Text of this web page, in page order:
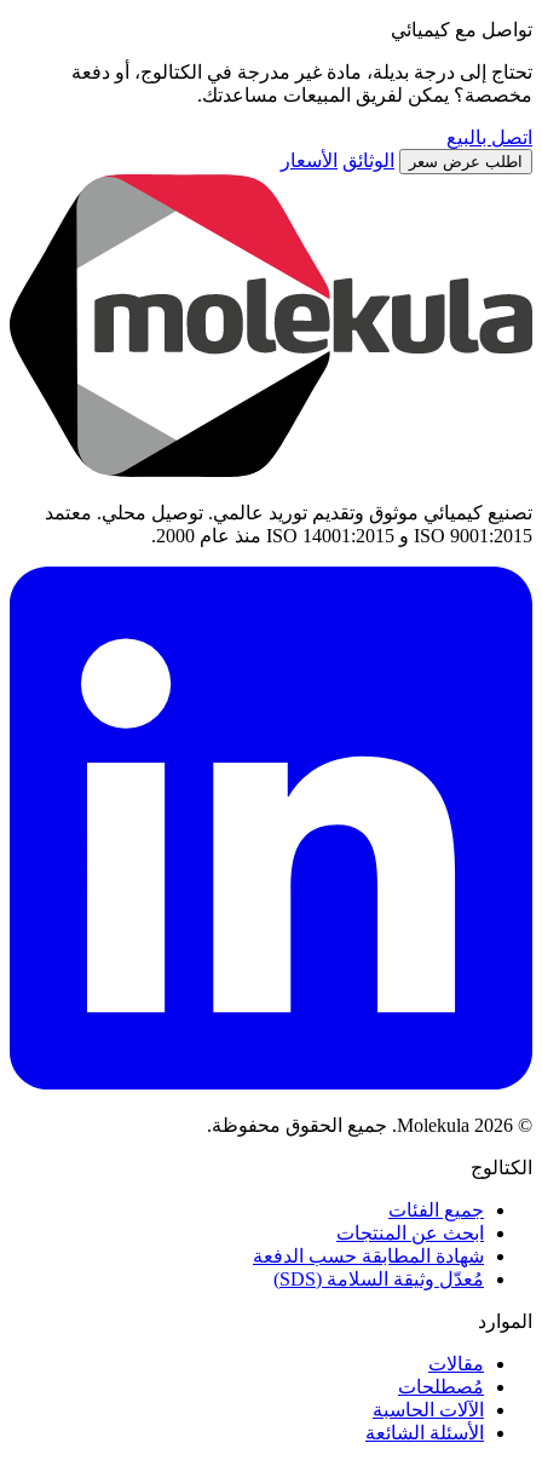
تواصل مع كيميائي
تحتاج إلى درجة بديلة، مادة غير مدرجة في الكتالوج، أو دفعة
مخصصة؟ يمكن لفريق المبيعات مساعدتك.
اتصل بالبيع
اطلب عرض سعر الوثائق الأسعار
تصنيع كيميائي موثوق وتقديم توريد عالمي. توصيل محلي. معتمد
ISO 9001:2015 و ISO 14001:2015 منذ عام 2000.
© 2026 Molekula. جميع الحقوق محفوظة.
الكتالوج
جميع الفئات
ابحث عن المنتجات
شهادة المطابقة حسب الدفعة
مُعدّل وثيقة السلامة (SDS)
الموارد
مقالات
مُصطلحات
الآلات الحاسبة
الأسئلة الشائعة